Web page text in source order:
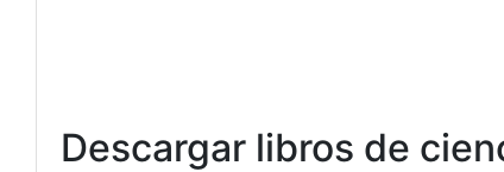
Descargar libros de